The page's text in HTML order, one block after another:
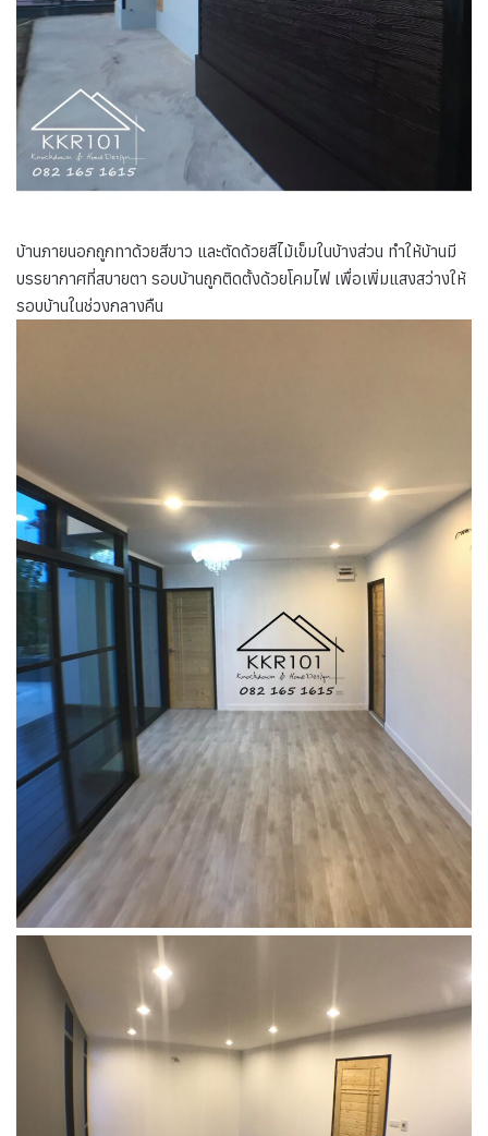
บ้านภายนอกถูกทาด้วยสีขาว และตัดด้วยสีไม้เข็มในบ้างส่วน ทำให้บ้านมี
บรรยากาศที่สบายตา รอบบ้านถูกติดตั้งด้วยโคมไฟ เพื่อเพิ่มแสงสว่างให้
รอบบ้านในช่วงกลางคืน